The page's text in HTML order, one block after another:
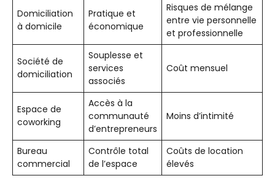
Domiciliation
à domicile
Pratique et
économique
Risques de mélange
entre vie personnelle
et professionnelle
Société de
domiciliation
Souplesse et
services
associés
Coût mensuel
Espace de
coworking
Accès à la
communauté
d’entrepreneurs
Moins d’intimité
Bureau
commercial
Contrôle total
de l’espace
Coûts de location
élevés